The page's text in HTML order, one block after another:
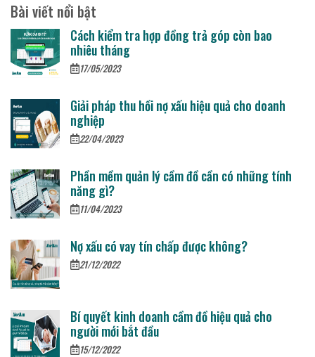
Bài viết nổi bật
Cách kiểm tra hợp đồng trả góp còn bao
nhiêu tháng
17/05/2023
Giải pháp thu hồi nợ xấu hiệu quả cho doanh
nghiệp
22/04/2023
Phần mềm quản lý cầm đồ cần có những tính
năng gì?
11/04/2023
Nợ xấu có vay tín chấp được không?
21/12/2022
Bí quyết kinh doanh cầm đồ hiệu quả cho
người mới bắt đầu
15/12/2022